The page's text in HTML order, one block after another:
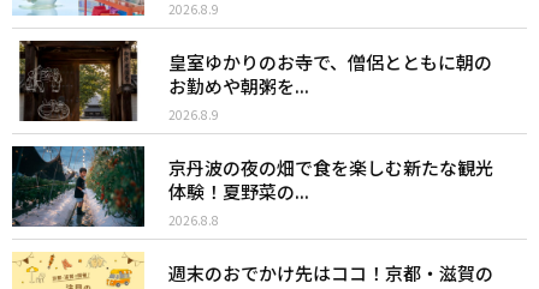
2026.8.9
皇室ゆかりのお寺で、僧侶とともに朝の
お勤めや朝粥を...
2026.8.9
京丹波の夜の畑で食を楽しむ新たな観光
体験！夏野菜の...
2026.8.8
週末のおでかけ先はココ！京都・滋賀の